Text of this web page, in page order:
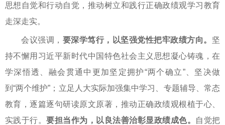
思想自觉和行动自觉，推动树立和践行正确政绩观学习教育
走深走实。
会议强调， 要深学笃行，以坚强党性把牢政绩方向。 坚
持不懈用习近平新时代中国特色社会主义思想凝心铸魂，在
学深悟透、融会贯通中更加坚定拥护“两个确立”、坚决做
到“两个维护”；立足人大实际加强集中学习、专题辅导、常态
教育，逐篇逐句研读原文原著，推动正确政绩观根植于心、
实践于行。要担当作为，以良法善治彰显政绩成色。
自觉把